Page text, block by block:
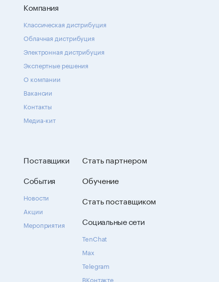
Компания
Классическая дистрибуция
Облачная дистрибуция
Электронная дистрибуция
Экспертные решения
О компании
Вакансии
Контакты
Медиа-кит
Поставщики
События
Новости
Акции
Мероприятия
Стать партнером
Обучение
Стать поставщиком
Социальные сети
TenChat
Max
Telegram
ВКонтакте